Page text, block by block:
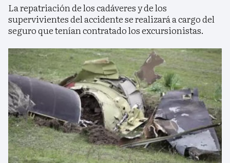
La repatriación de los cadáveres y de los
supervivientes del accidente se realizará a cargo del
seguro que tenían contratado los excursionistas.